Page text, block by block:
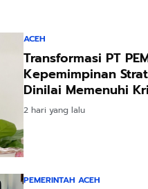
ACEH
Transformasi PT
Kepemimpinan
Dinilai Memenuhi
2 hari yang lalu
PEMERINTAH ACEH